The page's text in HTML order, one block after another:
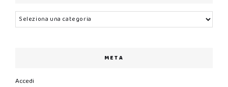
Categorie
META
Accedi